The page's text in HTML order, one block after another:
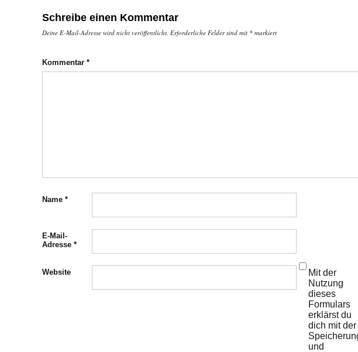
Schreibe einen Kommentar
Deine E-Mail-Adresse wird nicht veröffentlicht. Erforderliche Felder sind mit * markiert
Kommentar *
Name *
E-Mail-
Adresse *
Website
Mit der
Nutzung
dieses
Formulars
erklärst du
dich mit der
und